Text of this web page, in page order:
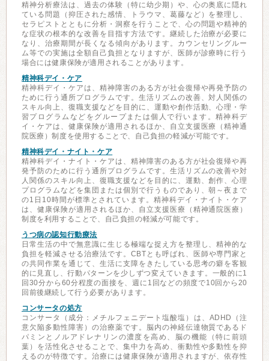
精神分析療法は、過去の体験（特に幼少期）や、心の奥底に隠れ
ている問題（抑圧された感情、トラウマ、葛藤など）を整理し、
セラピストとともに分析・洞察を行うことで、心の問題や精神的
な症状の根本的な改善を目指す方法です。継続した治療が必要に
なり、治療期間が長くなる傾向があります。カウンセリングルー
ム等での実施は全額自己負担となりますが、医師が診療時に行う
場合には健康保険が適用されることがあります。
精神科デイ・ケア
精神科デイ・ケアは、精神障害のある方が社会復帰や再発予防の
ために行う通所プログラムです。生活リズムの改善、対人関係の
スキル向上、復職支援などを目的に、運動や創作活動、心理・学
習プログラムなどをグループまたは個人で行います。精神科デ
イ・ケアは、健康保険が適用されるほか、自立支援医療（精神通
院医療）制度を使用することで、自己負担の軽減が可能です。
精神科デイ・ナイト・ケア
精神科デイ・ナイト・ケアは、精神障害のある方が社会復帰や再
発予防のために行う通所プログラムです。生活リズムの改善や対
人関係のスキル向上、復職支援などを目的に、運動、創作、心理
プログラムなどを集団または個別で行うものであり、朝～夜まで
の1日10時間が標準とされています。精神科デイ・ナイト・ケア
は、健康保険が適用されるほか、自立支援医療（精神通院医療）
制度を利用することで、自己負担の軽減が可能です。
うつ病の認知行動療法
日常生活の中で無意識に生じる極端な捉え方を整理し、精神的な
負担を軽減させる治療法です。CBTとも呼ばれ、医師や専門家と
の共同作業を通じて、生活に支障をきたしている思考の癖を客観
的に見直し、行動パターンを少しずつ変えていきます。一般的に1
回30分から60分程度の面接を、週に1回などの頻度で10回から20
回前後継続して行う必要があります。
コンサータの処方
コンサータ（成分：メチルフェニデート塩酸塩）は、ADHD（注
意欠陥多動性障害）の治療薬です。脳内の神経伝達物質であるド
パミンとノルアドレナリンの濃度を高め、脳の機能（特に前頭
葉）を活性化させることで、集中力を高め、衝動性や多動性を抑
えるのが特徴です。治療には健康保険が適用されますが、依存性